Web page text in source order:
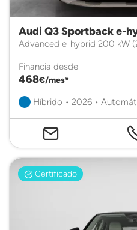
Audi Q3 Sportback e-
Advanced e-hybrid 200 kW
Financia desde
468€/mes*
Híbrido • 2026 •
Certificado